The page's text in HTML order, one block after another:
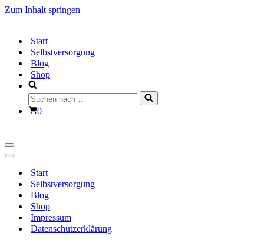
Zum Inhalt springen
Start
Selbstversorgung
Blog
Shop
Suchen
nach …
Warenkorb
0
Navigationsmenü
Navigationsmenü
Start
Selbstversorgung
Blog
Shop
Impressum
Datenschutzerklärung